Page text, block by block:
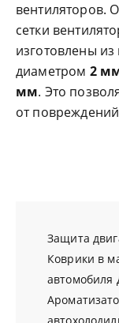
вентиляторов.
сетки
изготовлены
диаметром 2
мм. Это
от
Защита
Коврики в
автомобиля